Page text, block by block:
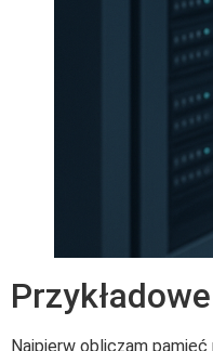
Najpierw obliczam